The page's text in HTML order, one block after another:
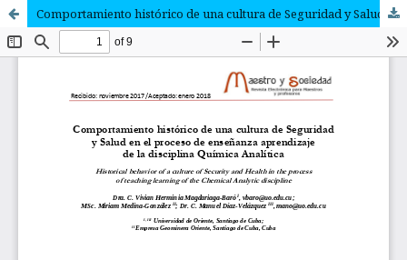
Comportamiento histórico de una cultura de Seguridad y Salud en el proceso de enseñanza aprendizaje de la disciplina Química Analítica